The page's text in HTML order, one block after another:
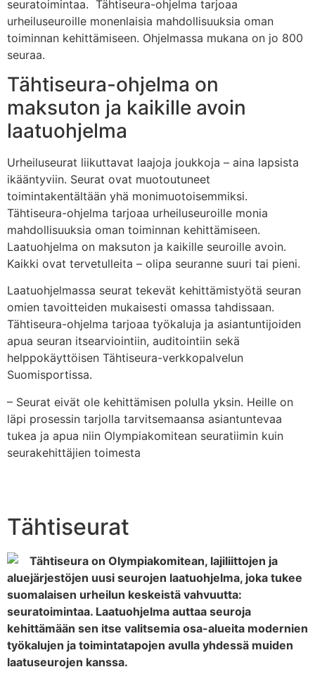
seuratoimintaa. Tähtiseura-ohjelma tarjoaa
urheiluseuroille monenlaisia mahdollisuuksia oman
toiminnan kehittämiseen. Ohjelmassa mukana on jo 800
seuraa.
Tähtiseura-ohjelma on
maksuton ja kaikille avoin
laatuohjelma
Urheiluseurat liikuttavat laajoja joukkoja – aina lapsista
ikääntyviin. Seurat ovat muotoutuneet
toimintakentältään yhä monimuotoisemmiksi.
Tähtiseura-ohjelma tarjoaa urheiluseuroille monia
mahdollisuuksia oman toiminnan kehittämiseen.
Laatuohjelma on maksuton ja kaikille seuroille avoin.
Kaikki ovat tervetulleita – olipa seuranne suuri tai pieni.
Laatuohjelmassa seurat tekevät kehittämistyötä seuran
omien tavoitteiden mukaisesti omassa tahdissaan.
Tähtiseura-ohjelma tarjoaa työkaluja ja asiantuntijoiden
apua seuran itsearviointiin, auditointiin sekä
helppokäyttöisen Tähtiseura-verkkopalvelun
Suomisportissa.
– Seurat eivät ole kehittämisen polulla yksin. Heille on
läpi prosessin tarjolla tarvitsemaansa asiantuntevaa
tukea ja apua niin Olympiakomitean seuratiimin kuin
seurakehittäjien toimesta
Tähtiseurat
Tähtiseura on Olympiakomitean, lajiliittojen ja
aluejärjestöjen uusi seurojen laatuohjelma, joka tukee
suomalaisen urheilun keskeistä vahvuutta:
seuratoimintaa. Laatuohjelma auttaa seuroja
kehittämään sen itse valitsemia osa-alueita modernien
työkalujen ja toimintatapojen avulla yhdessä muiden
laatuseurojen kanssa.